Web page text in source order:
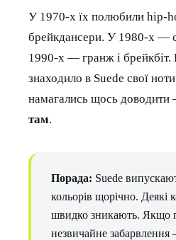
У 1970-х їх полюбили hip-
брейкдансери. У 1980-х —
1990-х — гранж і брейкбіт.
знаходило в Suede свої
намагались щось
там.
Порада: Suede
кольорів щорічно. Деякі
швидко зникають. Якщо
незвичайне забарвлення